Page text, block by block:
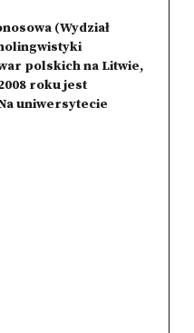
(Wydział
polskich na Litwie,
roku jest
uniwersytecie